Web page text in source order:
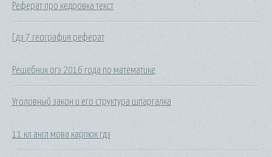
Реферат про кедровка текст
Гдз 7 география реферат
Решебник огэ 2016 года по математике
Уголовный закон и его структура шпаргалка
11 кл англ мова карпюк гдз